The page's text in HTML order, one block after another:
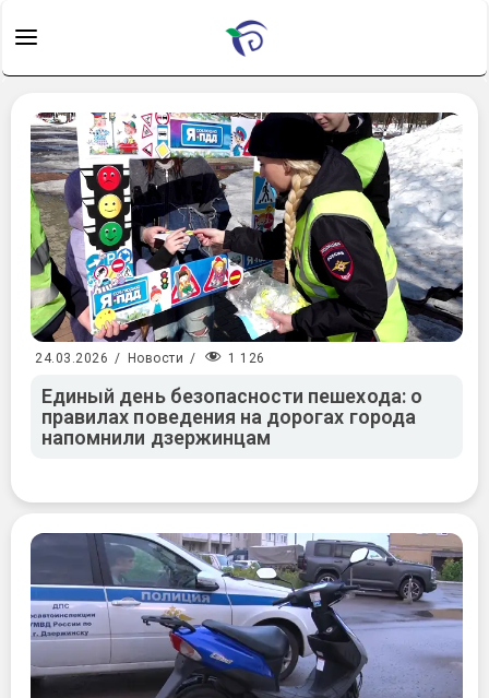
24.03.2026 / Новости / 1 126
Единый день безопасности пешехода: о
правилах поведения на дорогах города
напомнили дзержинцам